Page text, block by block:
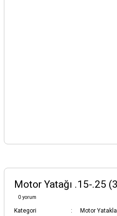
Motor Yatağı .15-.25
0 yorum
Kategori
Motor